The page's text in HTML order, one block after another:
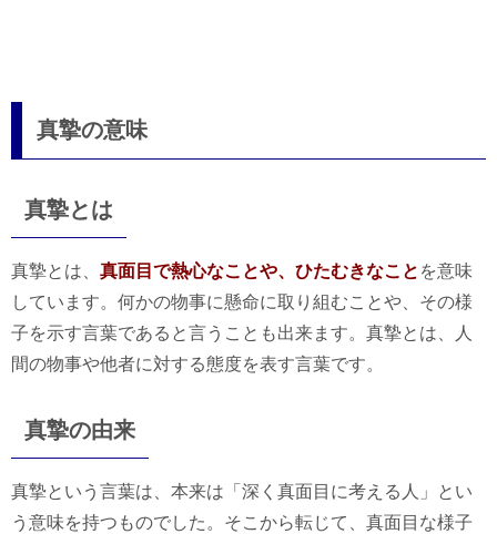
真摯の意味
真摯とは
真摯とは、 真面目で熱心なことや、ひたむきなこと を意味
しています。何かの物事に懸命に取り組むことや、その様
子を示す言葉であると言うことも出来ます。真摯とは、人
間の物事や他者に対する態度を表す言葉です。
真摯の由来
真摯という言葉は、本来は「深く真面目に考える人」とい
う意味を持つものでした。そこから転じて、真面目な様子